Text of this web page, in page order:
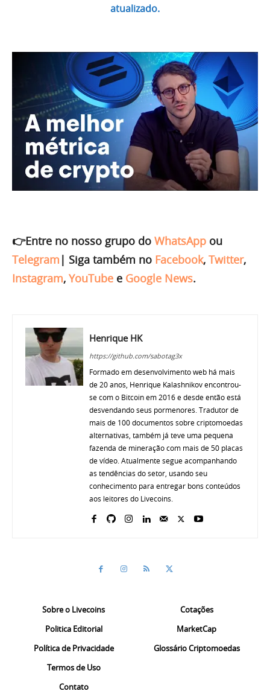
atualizado.
👉Entre no nosso grupo do WhatsApp ou
Telegram | Siga também no Facebook, Twitter,
Instagram, YouTube e Google News.
Henrique HK
https://github.com/sabotag3x
Formado em desenvolvimento web há mais
de 20 anos, Henrique Kalashnikov encontrou-
se com o Bitcoin em 2016 e desde então está
desvendando seus pormenores. Tradutor de
mais de 100 documentos sobre criptomoedas
alternativas, também já teve uma pequena
fazenda de mineração com mais de 50 placas
de vídeo. Atualmente segue acompanhando
as tendências do setor, usando seu
conhecimento para entregar bons conteúdos
aos leitores do Livecoins.
Sobre o Livecoins
Politica Editorial
Política de Privacidade
Termos de Uso
Contato
Cotações
MarketCap
Glossário Criptomoedas